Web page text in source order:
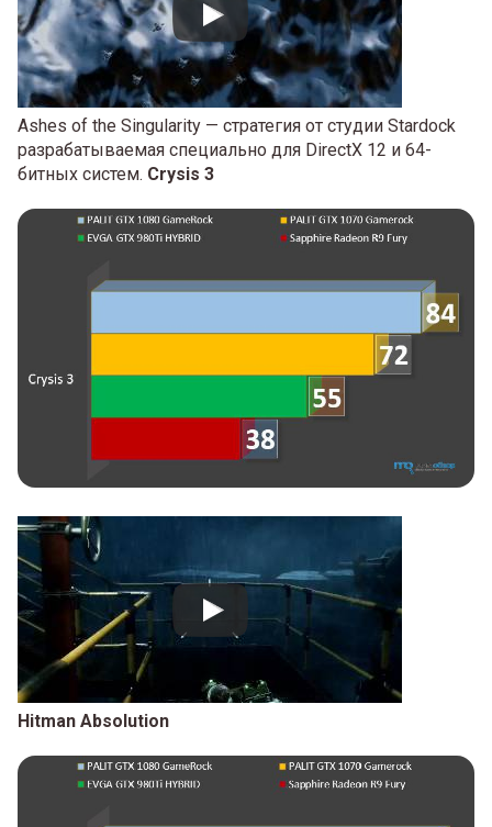
Ashes of the Singularity — стратегия от студии Stardock
разрабатываемая специально для DirectX 12 и 64-
битных систем. Crysis 3
Hitman Absolution